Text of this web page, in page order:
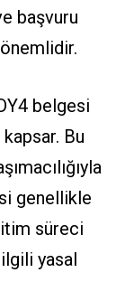
başvuru
belgesi
Bu
genellikle
süreci
yasal